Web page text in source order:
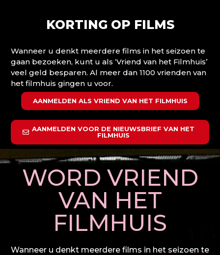
KORTING OP FILMS
Wanneer u denkt meerdere films in het seizoen te
gaan bezoeken, kunt u als ‘Vriend van het Filmhuis’
veel geld besparen. Al meer dan 1100 vrienden van
het filmhuis gingen u voor.
AANMELDEN ALS VRIEND VAN HET FILMHUIS
AANMELDEN VOOR DE NIEUWSBRIEF VAN HET
FILMHUIS
WORD VRIEND
VAN HET
FILMHUIS
Wanneer u denkt meerdere films in het seizoen te